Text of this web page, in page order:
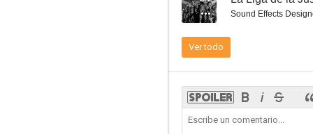
7.0
Sound Effects
Ver todo